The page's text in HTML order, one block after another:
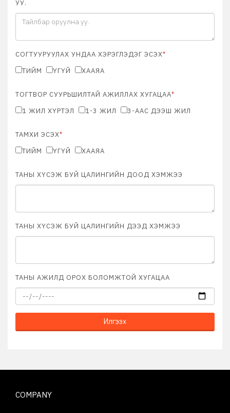
УУ.
СОГТУУРУУЛАХ УНДАА ХЭРЭГЛЭДЭГ ЭСЭХ*
ТИЙМ
ҮГҮЙ ХААЯА
ТОГТВОР СУУРЬШИЛТАЙ АЖИЛЛАХ ХУГАЦАА*
1 ЖИЛ ХҮРТЭЛ
1-3 ЖИЛ 3-ААС ДЭЭШ ЖИЛ
ТАМХИ ЭСЭХ*
ТИЙМ
ҮГҮЙ ХААЯА
ТАНЫ ХҮСЭЖ БУЙ ЦАЛИНГИЙН ДООД ХЭМЖЭЭ
ТАНЫ ХҮСЭЖ БУЙ ЦАЛИНГИЙН ДЭЭД ХЭМЖЭЭ
ТАНЫ АЖИЛД ОРОХ БОЛОМЖТОЙ ХУГАЦАА
Илгээх
COMPANY